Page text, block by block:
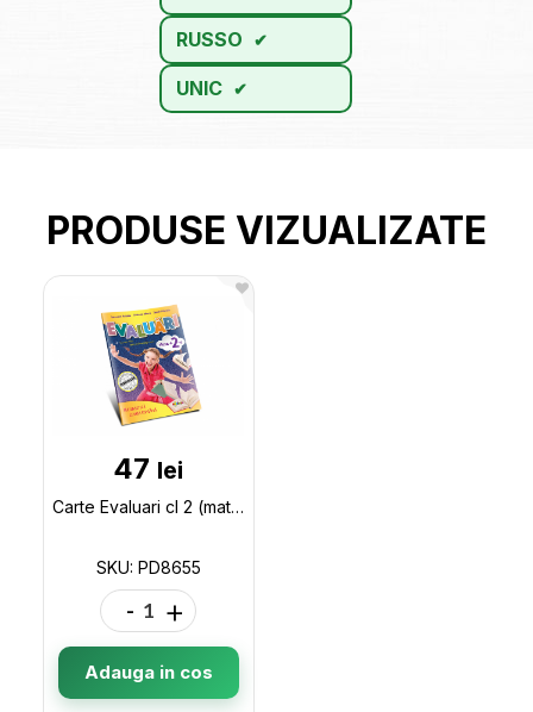
RUSSO
UNIC
PRODUSE VIZUALIZATE
47 lei
Carte Evaluari cl 2 (matem,L.Rom) PD8655
SKU: PD8655
- +
Adauga in cos